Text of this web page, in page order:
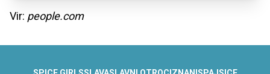
Vir: people.com